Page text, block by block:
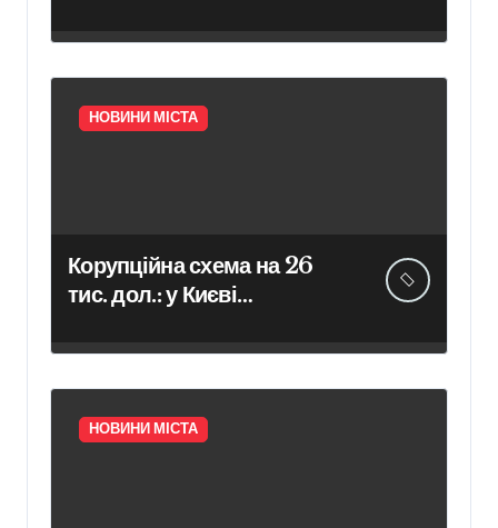
стійкості
НОВИНИ МІСТА
Корупційна схема на 26
тис. дол.: у Києві
служби в тилу
НОВИНИ МІСТА